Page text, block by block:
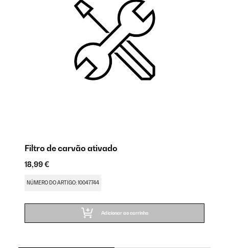
Filtro de carvão ativado
18,99 €
NÚMERO DO ARTIGO: 10047744
Adicionar ao carrinho